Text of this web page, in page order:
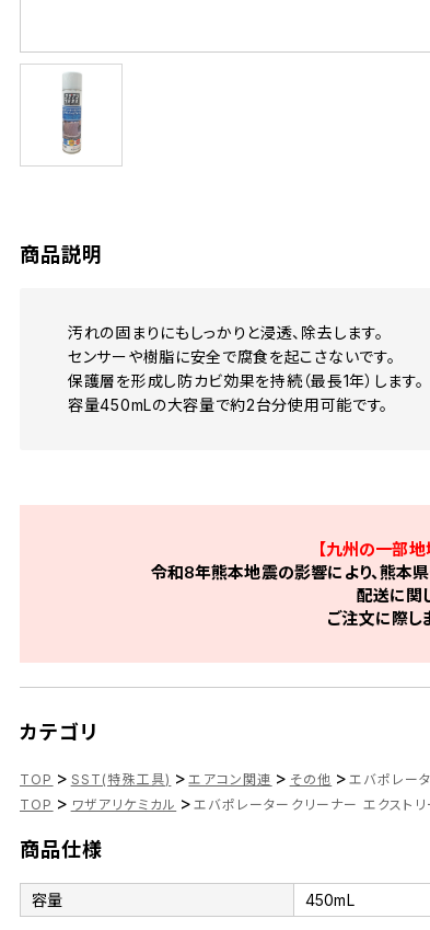
商品説明
汚れの固まりにもしっかりと浸透、除去します。
センサーや樹脂に安全で腐食を起こさないです。
保護層を形成し防カビ効果を持続（最長1年）します。
容量450mLの大容量で約2台分使用可能です。
【九州の一部
令和8年熊本地震の影響により、熊本
配送に関
ご注文に際し
カテゴリ
TOP > SST(特殊工具) > エアコン関連 > その他 > エバポレー
TOP > ワザアリケミカル > エバポレータークリーナー エクス
商品仕様
容量 450mL